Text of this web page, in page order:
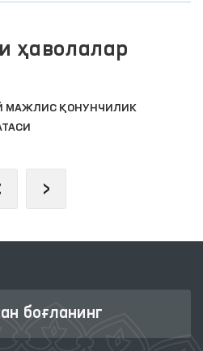
ҳаволалар
МАЖЛИС ҚОНУНЧИЛИК
›
боғланинг